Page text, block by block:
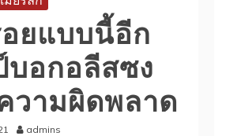
ยแบบนี้อีก
อกอลีสซง
วามผิดพลาด
admins